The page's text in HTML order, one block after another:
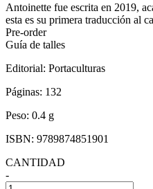
Antoinette fue escrita en 2019,
esta es su primera traducción al
Pre-order
Guía de talles
Editorial: Portaculturas
Páginas: 132
Peso: 0.4 g
ISBN: 9789874851901
CANTIDAD
-